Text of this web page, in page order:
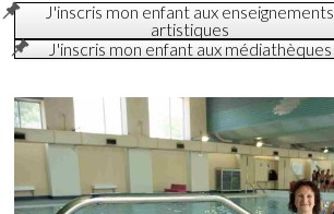
J'inscris mon enfant aux enseignements
artistiques
J'inscris mon enfant aux médiathèques